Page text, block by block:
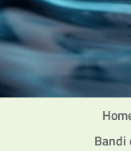
Bandi